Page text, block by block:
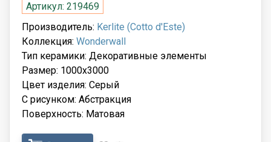
Артикул: 219469
Производитель: Kerlite (Cotto d'Este)
Коллекция: Wonderwall
Тип керамики: Декоративные элементы
Размер: 1000x3000
Цвет изделия: Серый
С рисунком: Абстракция
Поверхность: Матовая